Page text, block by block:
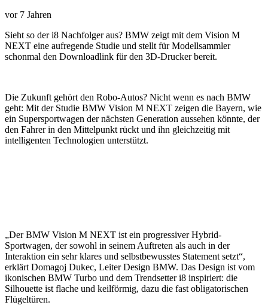
vor 7 Jahren
Sieht so der i8 Nachfolger aus? BMW zeigt mit dem Vision M
NEXT eine aufregende Studie und stellt für Modellsammler
schonmal den Downloadlink für den 3D-Drucker bereit.
Die Zukunft gehört den Robo-Autos? Nicht wenn es nach BMW
geht: Mit der Studie BMW Vision M NEXT zeigen die Bayern, wie
ein Supersportwagen der nächsten Generation aussehen könnte, der
den Fahrer in den Mittelpunkt rückt und ihn gleichzeitig mit
intelligenten Technologien unterstützt.
„Der BMW Vision M NEXT ist ein progressiver Hybrid-
Sportwagen, der sowohl in seinem Auftreten als auch in der
Interaktion ein sehr klares und selbstbewusstes Statement setzt“,
erklärt Domagoj Dukec, Leiter Design BMW. Das Design ist vom
ikonischen BMW Turbo und dem Trendsetter i8 inspiriert: die
Silhouette ist flache und keilförmig, dazu die fast obligatorischen
Flügeltüren.